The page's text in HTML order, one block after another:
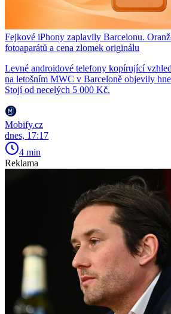
Fejkové iPhony zaplavily Barcelonu.
fotoaparátů a cena zlomek originálu
Levné androidové telefony kopírující
na letošním MWC v Barceloně objevily
Stojí od necelých 5 000 Kč.
Mobify.cz
dnes, 17:17
4 min
Reklama